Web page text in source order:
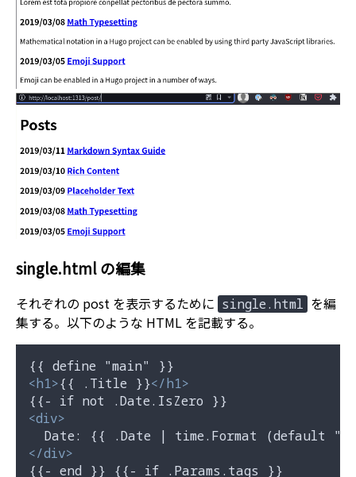
single.html の編集
それぞれの post を表示するために single.html を編
集する。以下のような HTML を記載する。
<h1>{{ .Title }}</h1>
<div>
</div>